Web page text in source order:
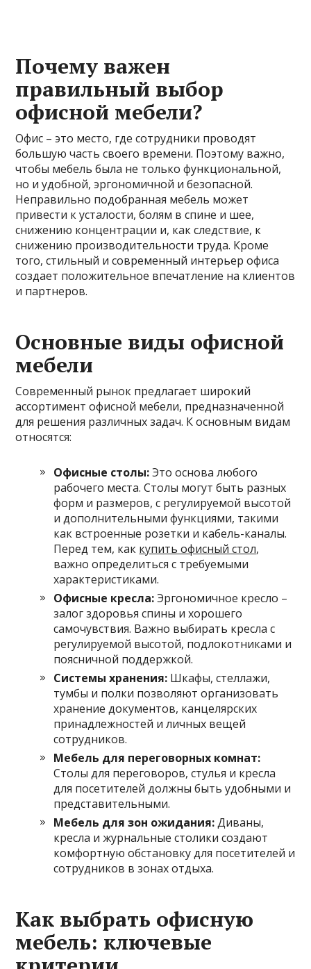
Почему важен
правильный выбор
офисной мебели?
Офис – это место, где сотрудники проводят
большую часть своего времени. Поэтому важно,
чтобы мебель была не только функциональной,
но и удобной, эргономичной и безопасной.
Неправильно подобранная мебель может
привести к усталости, болям в спине и шее,
снижению концентрации и, как следствие, к
снижению производительности труда. Кроме
того, стильный и современный интерьер офиса
создает положительное впечатление на клиентов
и партнеров.
Основные виды офисной
мебели
Современный рынок предлагает широкий
ассортимент офисной мебели, предназначенной
для решения различных задач. К основным видам
относятся:
Офисные столы:Это основа любого
рабочего места. Столы могут быть разных
форм и размеров, с регулируемой высотой
и дополнительными функциями, такими
как встроенные розетки и кабель-каналы.
Перед тем, как купить офисный стол,
важно определиться с требуемыми
характеристиками.
Офисные кресла:Эргономичное кресло –
залог здоровья спины и хорошего
самочувствия. Важно выбирать кресла с
регулируемой высотой, подлокотниками и
поясничной поддержкой.
Системы хранения: Шкафы, стеллажи,
тумбы и полки позволяют организовать
хранение документов, канцелярских
принадлежностей и личных вещей
сотрудников.
Мебель для переговорных комнат:
Столы для переговоров, стулья и кресла
для посетителей должны быть удобными и
представительными.
Мебель для зон ожидания:Диваны,
кресла и журнальные столики создают
комфортную обстановку для посетителей и
сотрудников в зонах отдыха.
Как выбрать офисную
мебель: ключевые